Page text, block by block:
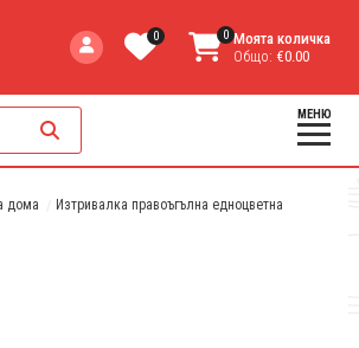
0 0 Моята количка
Общо: €0.00
МЕНЮ
дома
Изтривалка правоъгълна едноцветна